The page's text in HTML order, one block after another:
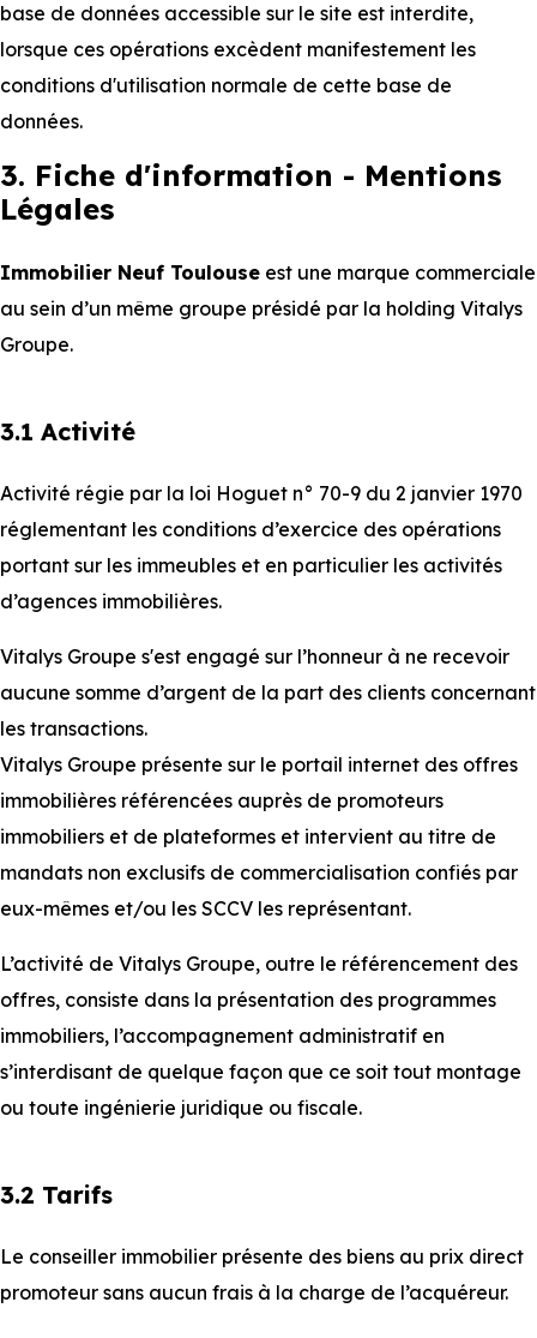
base de données accessible sur le site est interdite,
lorsque ces opérations excèdent manifestement les
conditions d'utilisation normale de cette base de
données.
3. Fiche d'information - Mentions
Légales
Immobilier Neuf Toulouse est une marque commerciale
au sein d’un même groupe présidé par la holding Vitalys
Groupe.
3.1 Activité
Activité régie par la loi Hoguet n° 70-9 du 2 janvier 1970
réglementant les conditions d’exercice des opérations
portant sur les immeubles et en particulier les activités
d’agences immobilières.
Vitalys Groupe s'est engagé sur l’honneur à ne recevoir
aucune somme d’argent de la part des clients concernant
les transactions.
Vitalys Groupe présente sur le portail internet des offres
immobilières référencées auprès de promoteurs
immobiliers et de plateformes et intervient au titre de
mandats non exclusifs de commercialisation confiés par
eux-mêmes et/ou les SCCV les représentant.
L’activité de Vitalys Groupe, outre le référencement des
offres, consiste dans la présentation des programmes
immobiliers, l’accompagnement administratif en
s’interdisant de quelque façon que ce soit tout montage
ou toute ingénierie juridique ou fiscale.
3.2 Tarifs
Le conseiller immobilier présente des biens au prix direct
promoteur sans aucun frais à la charge de l’acquéreur.